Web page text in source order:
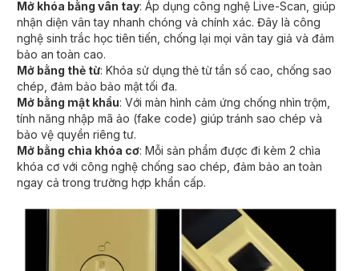
Mở khóa bằng vân tay: Áp dụng công nghệ Live-Scan, giúp
nhận diện vân tay nhanh chóng và chính xác. Đây là công
nghệ sinh trắc học tiên tiến, chống lại mọi vân tay giả và đảm
bảo an toàn cao.
Mở bằng thẻ từ: Khóa sử dụng thẻ từ tần số cao, chống sao
chép, đảm bảo bảo mật tối đa.
Mở bằng mật khẩu: Với màn hình cảm ứng chống nhìn trộm,
tính năng nhập mã ảo (fake code) giúp tránh sao chép và
bảo vệ quyền riêng tư.
Mở bằng chìa khóa cơ: Mỗi sản phẩm được đi kèm 2 chìa
khóa cơ với công nghệ chống sao chép, đảm bảo an toàn
ngay cả trong trường hợp khẩn cấp.